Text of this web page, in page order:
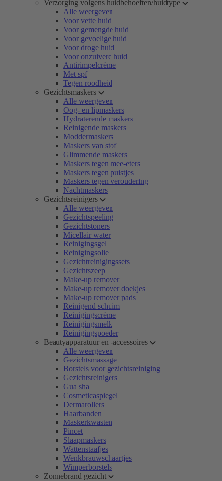
Verzorging volgens huidbehoeften/huidtype
Alle weergeven
Voor vette huid
Voor gemengde huid
Voor gevoelige huid
Voor droge huid
Voor onzuivere huid
Antirimpelcrème
Met spf
Tegen roodheid
Gezichtsmaskers
Alle weergeven
Oog- en lipmaskers
Hydraterende maskers
Reinigende maskers
Moddermaskers
Maskers van stof
Glimmende maskers
Maskers tegen mee-eters
Maskers tegen puistjes
Maskers tegen veroudering
Nachtmaskers
Gezichtsreinigers
Alle weergeven
Gezichtspeeling
Gezichtstoners
Micellair water
Reinigingsgel
Reinigingsolie
Gezichtreinigingssets
Gezichtszeep
Make-up remover
Make-up remover doekjes
Make-up remover pads
Reinigend schuim
Reinigingscrème
Reinigingsmelk
Reinigingspoeder
Beautyapparatuur en -accessoires
Alle weergeven
Gezichtsmassage
Borstels voor gezichtsreiniging
Gezichtsreinigers
Gua sha
Cosmeticaspiegel
Dermarollers
Haarbanden
Maskerkwasten
Pincet
Slaapmaskers
Wattenstaafjes
Wenkbrauwschaartjes
Wimperborstels
Zonnebrand gezicht